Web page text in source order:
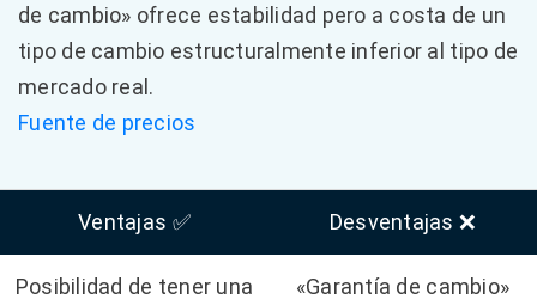
de cambio» ofrece estabilidad pero a costa de un
tipo de cambio estructuralmente inferior al tipo de
mercado real.
Fuente de precios
Ventajas ✅ Desventajas ❌
Posibilidad de tener una
«Garantía de cambio»